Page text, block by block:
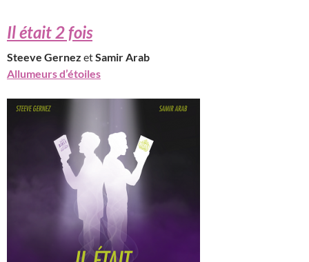
Il était 2 fois
Steeve Gernez etSamir Arab
Allumeurs d’étoiles